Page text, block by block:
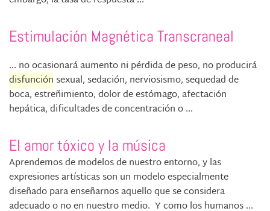
Estimulación Magnética Transcraneal
... no ocasionará aumento ni pérdida de peso, no producirá
disfunción sexual, sedación, nerviosismo, sequedad de
boca, estreñimiento, dolor de estómago, afectación
hepática, dificultades de concentración o ...
El amor tóxico y la música
Aprendemos de modelos de nuestro entorno, y las
expresiones artísticas son un modelo especialmente
diseñado para enseñarnos aquello que se considera
adecuado o no en nuestro medio. Y como los humanos ...